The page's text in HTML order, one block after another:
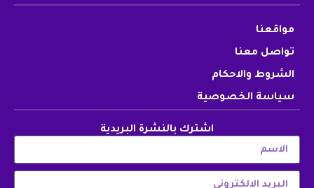
مواقعنا
تواصل معنا
الشروط والاحكام
سياسة الخصوصية
اشترك بالنشرة البريدية